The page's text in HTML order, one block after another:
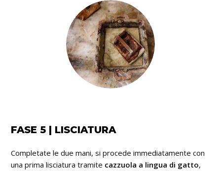
FASE 5 | LISCIATURA
Completate le due mani, si procede immediatamente con
una prima lisciatura tramite cazzuola a lingua di gatto,